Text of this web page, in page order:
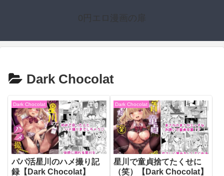
0円エロ漫画の扉
Dark Chocolat
Dark Chocolat
パパ活星川のハメ撮り記
録【Dark Chocolat】
Dark Chocolat
星川で童貞捨てたくせに
（笑）【Dark Chocolat】